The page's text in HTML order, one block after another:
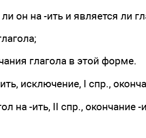
он на -ить и является ли
глагола в этой форме.
исключение, I спр.,
на -ить, II спр., окончание